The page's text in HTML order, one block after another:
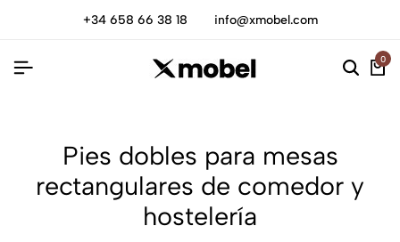
+34 658 66 38 18 info@xmobel.com
0
Pies dobles para mesas
rectangulares de comedor y
hostelería